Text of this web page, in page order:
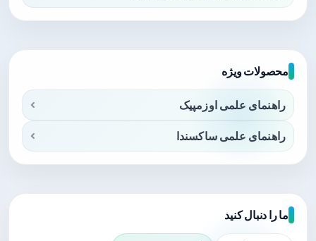
محصولات ویژه
راهنمای علمی اوزمپیک
راهنمای علمی ساکسندا
ما را دنبال کنید